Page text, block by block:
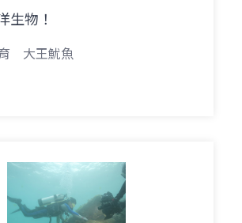
生物！
大王魷魚